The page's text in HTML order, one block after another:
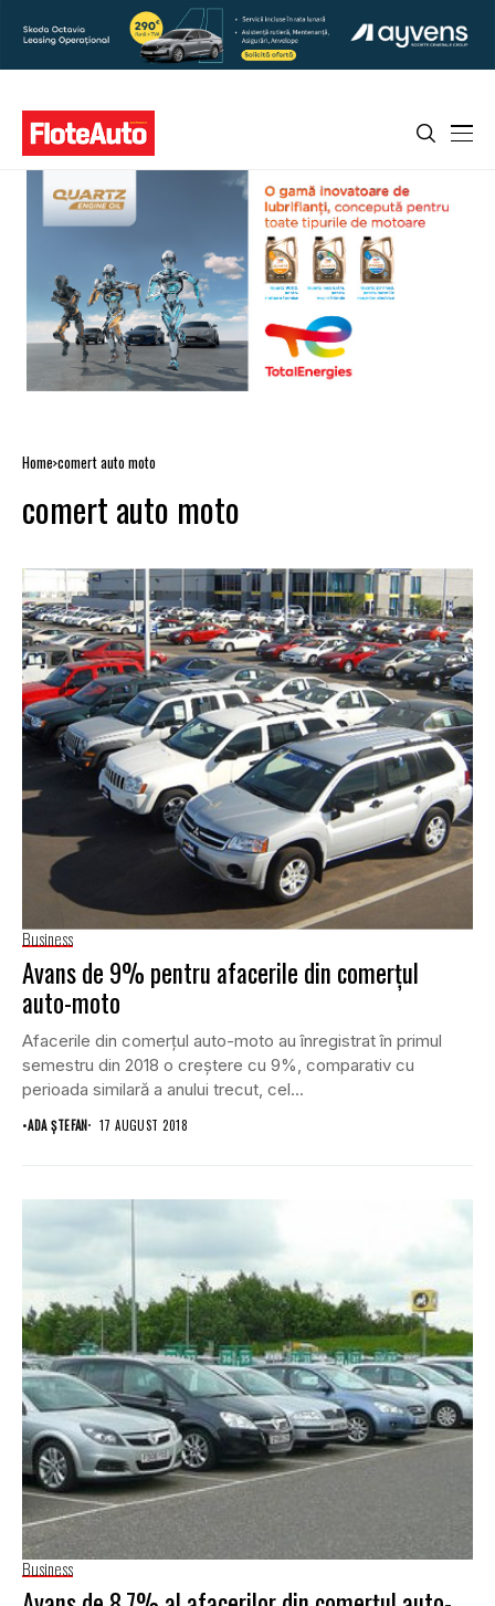
Home comert auto moto
comert auto moto
Business
Avans de 9% pentru afacerile din comerţul
auto-moto
Afacerile din comerţul auto-moto au înregistrat în primul
semestru din 2018 o creştere cu 9%, comparativ cu
perioada similară a anului trecut, cel...
•ADA ȘTEFAN 17 AUGUST 2018
Business